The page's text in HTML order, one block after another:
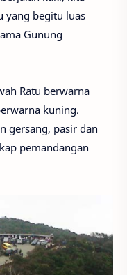
yang begitu luas
Gunung
Ratu berwarna
kuning.
gersang, pasir dan
pemandangan